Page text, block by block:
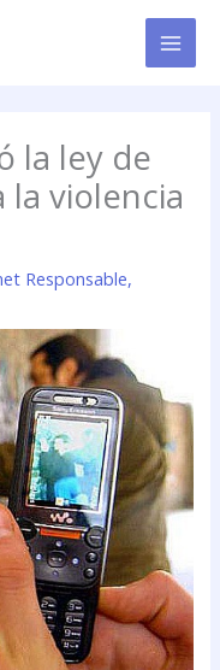
la ley de
violencia
Responsable,